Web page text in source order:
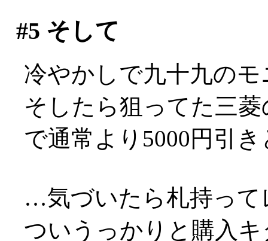
#5 そして
冷やかしで九十九の
そしたら狙ってた三
で通常より5000円引
…気づいたら札持って
ついうっかりと購入